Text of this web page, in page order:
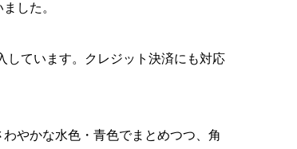
した。
しています。クレジット決済にも対応
やかな水色・青色でまとめつつ、角